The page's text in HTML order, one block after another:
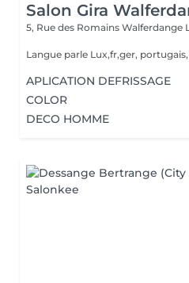
Salon Gira
5, Rue des Romains Walferdange
Langue parle Lux,fr,ger,
APLICATION DEFRISSAGE
COLOR
DECO HOMME